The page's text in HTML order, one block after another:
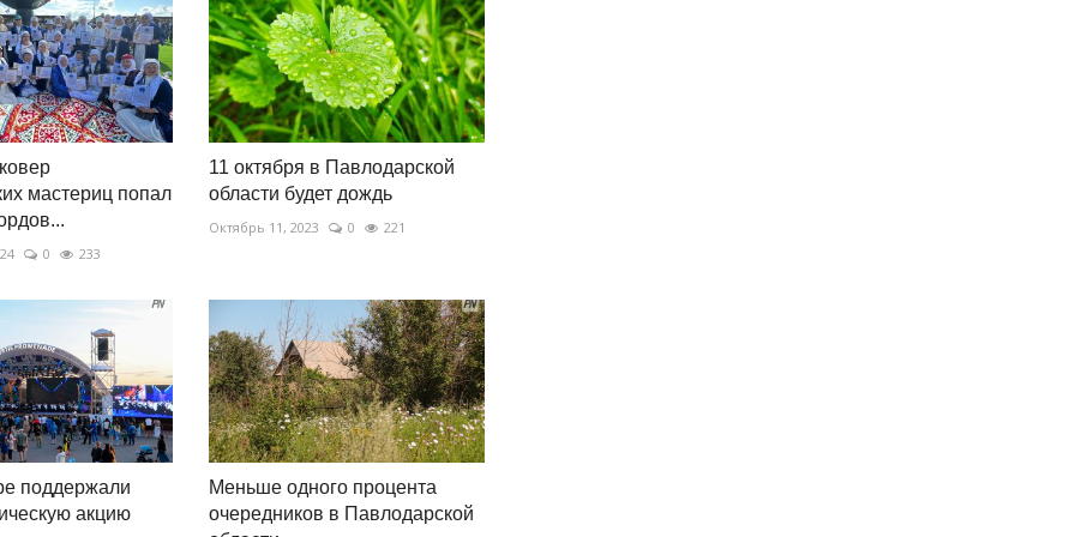
мастериц попал
0 233
11 октября в Павлодарской
области будет дождь
Октябрь 11, 2023 0 221
поддержали
акцию
Меньше одного процента
очередников в Павлодарской